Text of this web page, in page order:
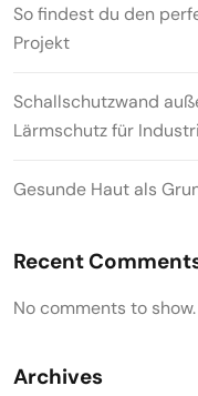
So findest du den
Projekt
Schallschutzwand
Lärmschutz für
Gesunde Haut als
Recent
No comments to show.
Archives